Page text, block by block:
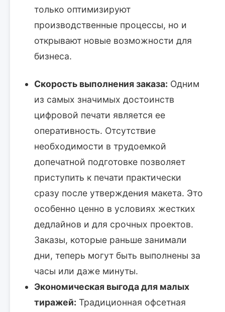
только оптимизируют
производственные процессы, но и
открывают новые возможности для
бизнеса.
Скорость выполнения заказа: Одним
из самых значимых достоинств
цифровой печати является ее
оперативность. Отсутствие
необходимости в трудоемкой
допечатной подготовке позволяет
приступить к печати практически
сразу после утверждения макета. Это
особенно ценно в условиях жестких
дедлайнов и для срочных проектов.
Заказы, которые раньше занимали
дни, теперь могут быть выполнены за
часы или даже минуты.
Экономическая выгода для малых
тиражей: Традиционная офсетная